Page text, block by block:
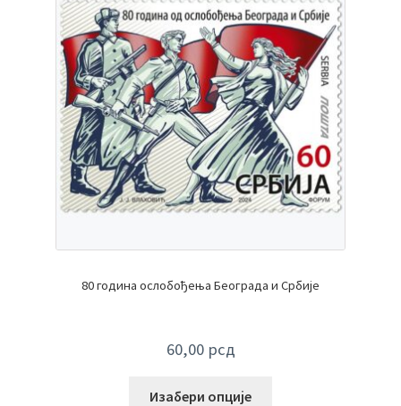
80 година ослобођења Београда и Србије
60,00 рсд
Изабери опције